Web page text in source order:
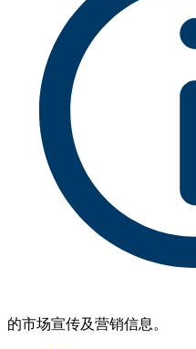
的市场宣传及营销信息。